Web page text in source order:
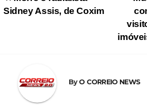
Sidney Assis, de Coxim
ByO CORREIO NEWS